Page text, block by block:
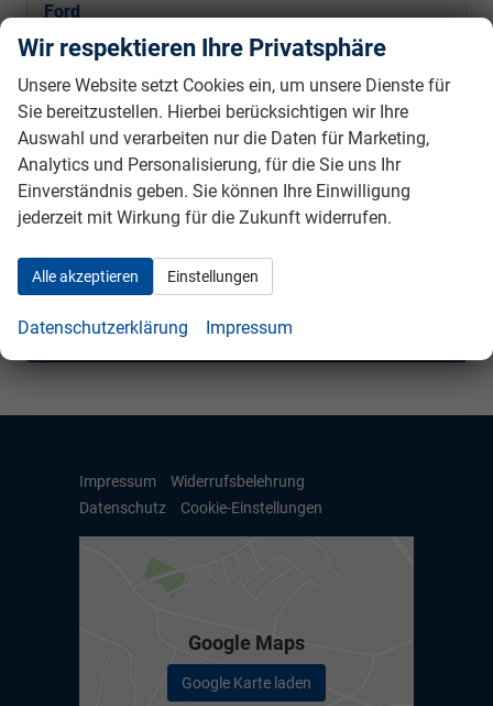
Ford
Hyundai
Kia
Mercedes-Benz
Peugeot
Seat
Skoda
Impressum
Widerrufsbelehrung
Datenschutz
Cookie-Einstellungen
Google Maps
Google Karte laden
Wir respektieren Ihre Privatsphäre
Unsere Website setzt Cookies ein, um unsere Dienste für
Sie bereitzustellen. Hierbei berücksichtigen wir Ihre
Auswahl und verarbeiten nur die Daten für Marketing,
Analytics und Personalisierung, für die Sie uns Ihr
Einverständnis geben. Sie können Ihre Einwilligung
jederzeit mit Wirkung für die Zukunft widerrufen.
Alle akzeptieren Einstellungen
Datenschutzerklärung Impressum